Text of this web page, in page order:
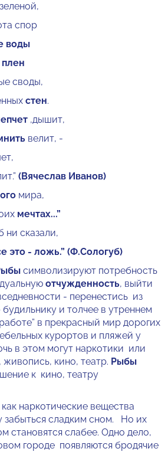
спор
воды
своды,
стен.
,дышит,
велит, -
(Вячеслав Иванов)
мира,
мечтах...”
ни сказали,
это - ложь.” (Ф.Сологуб)
символизируют потребность
отчужденность, выйти
- перенестись из
и толчее в утреннем
в прекрасный мир дорогих
курортов и пляжей у
в этом могут наркотики или
живопись, кино, театр. Рыбы
к кино, театру
наркотические вещества
забыться сладким сном. Но их
становятся слабее. Одно дело,
городе появляются бродячие